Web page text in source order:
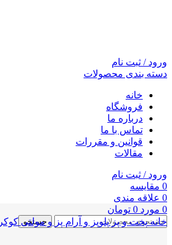
ورود / ثبت نام
دسته بندی محصولات
خانه
فروشگاه
درباره ما
تماس با ما
قوانین و مقررات
مقالات
ورود / ثبت نام
0 مقايسه
0 علاقه مندی
0 مورد 0 تومان
جستجو خانهپخت و پزپلوپز و آرام پز و مولتی کوکر